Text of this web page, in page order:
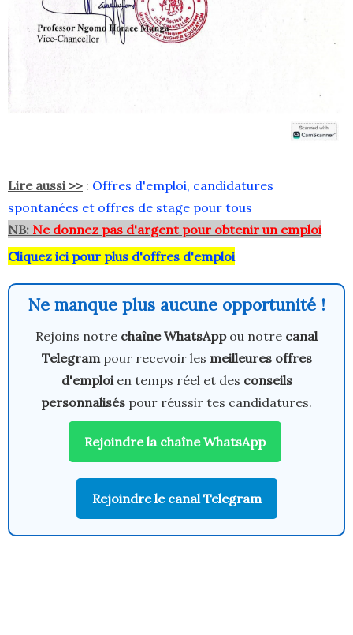
Lire aussi >> : Offres d'emploi, candidatures
spontanées et offres de stage pour tous
NB: Ne donnez pas d'argent pour obtenir un emploi
Cliquez ici pour plus d'offres d'emploi
Ne manque plus aucune opportunité !
Rejoins notre chaîne WhatsAppou notre canal
Telegrampour recevoir les meilleures offres
d'emploien temps réel et des conseils
personnalisés pour réussir tes candidatures.
Rejoindre la chaîne WhatsApp
Rejoindre le canal Telegram